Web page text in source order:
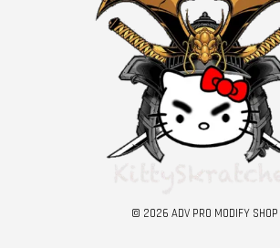
© 2026 ADV PRO MODIFY SHOP